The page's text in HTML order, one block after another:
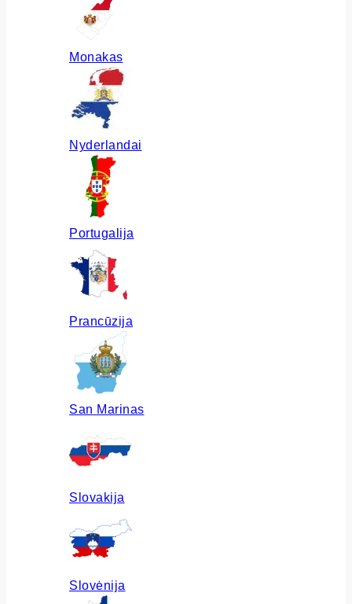
Monakas
Nyderlandai
Portugalija
Prancūzija
San Marinas
Slovakija
Slovėnija